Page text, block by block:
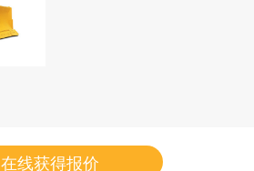
在线获得报价